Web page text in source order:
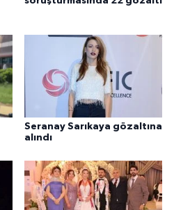
Seranay Sarıkaya gözaltına
alındı